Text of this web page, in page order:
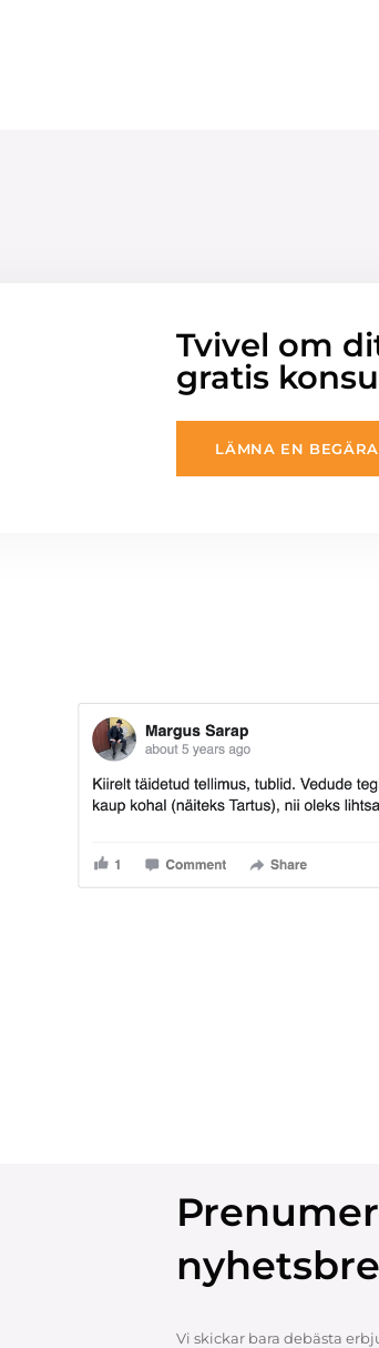
Tvivel om
gratis
LÄMNA EN
Vi skickar bara debästa